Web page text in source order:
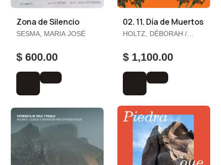
Zona de Silencio
SESMA, MARIA JOSÉ
$ 600.00
02. 11. Día de Muertos
HOLTZ, DÉBORAH /
$ 1,100.00